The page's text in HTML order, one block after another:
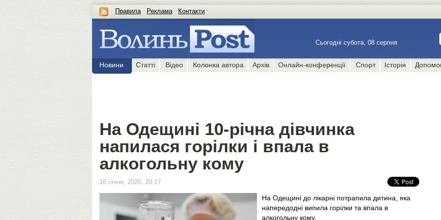
Правила Реклама Контакти
Сьогодні субота, 08 серпня
Новини Статті Відео Колонка автора Архів Онлайн-конференції Спорт Історія
На Одещині 10-річна дівчинка
напилася горілки і впала в
алкогольну кому
16 січня, 2020, 20:17
На Одещині до лікарні потрапила дитина, яка
напередодні випила горілки та впала в
алкогольну кому.